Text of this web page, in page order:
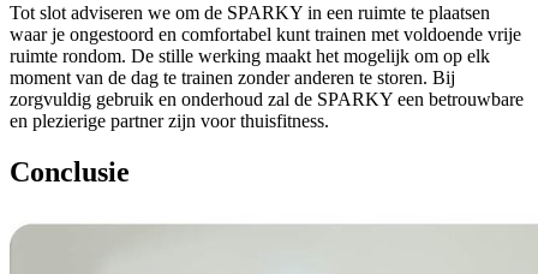
Tot slot adviseren we om de SPARKY in een ruimte te plaatsen
waar je ongestoord en comfortabel kunt trainen met voldoende vrije
ruimte rondom. De stille werking maakt het mogelijk om op elk
moment van de dag te trainen zonder anderen te storen. Bij
zorgvuldig gebruik en onderhoud zal de SPARKY een betrouwbare
en plezierige partner zijn voor thuisfitness.
Conclusie